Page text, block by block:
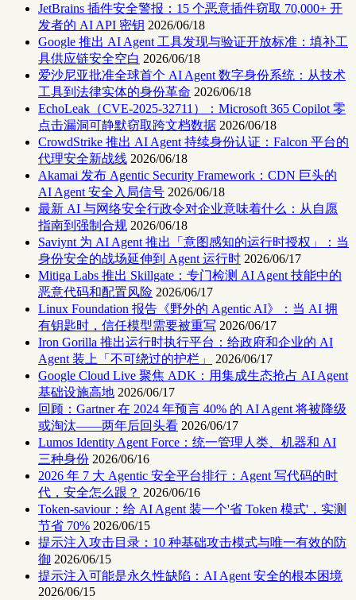
JetBrains 插件安全警报：15 个恶意插件窃取 70,000+ 开
发者的 AI API 密钥 2026/06/18
Google 推出 AI Agent 工具发现与验证开放标准：填补工
具供应链安全空白 2026/06/18
爱沙尼亚批准全球首个 AI Agent 数字身份系统：从技术
工具到法律实体的身份革命 2026/06/18
EchoLeak（CVE-2025-32711）：Microsoft 365 Copilot 零
点击漏洞可静默窃取跨文档数据 2026/06/18
CrowdStrike 推出 AI Agent 持续身份认证：Falcon 平台的
代理安全新战线 2026/06/18
Akamai 发布 Agentic Security Framework：CDN 巨头的
AI Agent 安全入局信号 2026/06/18
最新 AI 与网络安全行政令对企业意味着什么：从自愿
指南到强制合规 2026/06/18
Saviynt 为 AI Agent 推出「意图感知的运行时授权」：当
身份安全的战场延伸到 Agent 运行时 2026/06/17
Mitiga Labs 推出 Skillgate：专门检测 AI Agent 技能中的
恶意代码和配置风险 2026/06/17
Linux Foundation 报告《野外的 Agentic AI》：当 AI 拥
有钥匙时，信任模型需要被重写 2026/06/17
Iron Gorilla 推出运行时执行平台：给政府和企业的 AI
Agent 装上「不可绕过的护栏」
2026/06/17
Google Cloud Live 聚焦 ADK：用集成生态抢占 AI Agent
基础设施高地 2026/06/17
回顾：Gartner 在 2024 年预言 40% 的 AI Agent 将被降级
或淘汰——两年后回头看 2026/06/17
Lumos Identity Agent Force：统一管理人类、机器和 AI
三种身份 2026/06/16
2026 年 7 大 Agentic 安全平台排行：Agent 写代码的时
代，安全怎么跟？ 2026/06/16
Token-saviour：给 AI Agent 装一个'省 Token 模式'，实测
节省 70% 2026/06/15
提示注入攻击目录：10 种基础攻击模式与唯一有效的防
御 2026/06/15
提示注入可能是永久性缺陷：AI Agent 安全的根本困境
2026/06/15